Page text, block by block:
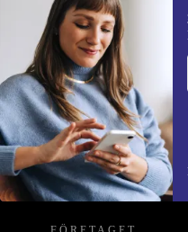
Anmäl dig
gången
Missa aldrig
REFURBED